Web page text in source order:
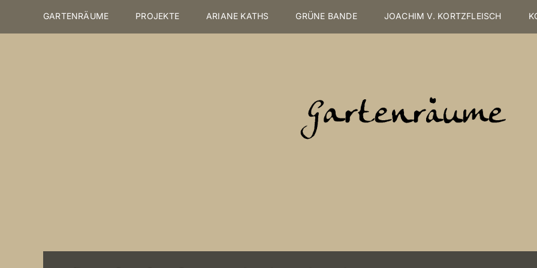
content
GARTENRÄUME PROJEKTE ARIANE KATHS GRÜNE BANDE JOACHIM V. KORTZFLEISCH